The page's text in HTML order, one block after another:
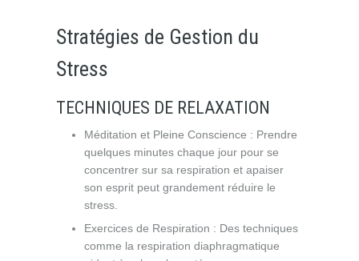
Stratégies de Gestion du
Stress
TECHNIQUES DE RELAXATION
Méditation et Pleine Conscience : Prendre
quelques minutes chaque jour pour se
concentrer sur sa respiration et apaiser
son esprit peut grandement réduire le
stress.
Exercices de Respiration : Des techniques
comme la respiration diaphragmatique